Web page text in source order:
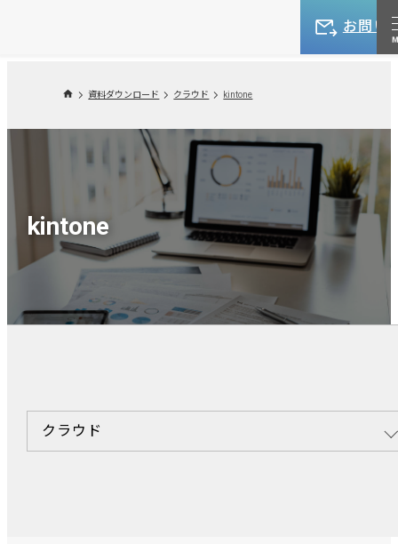
お問い
資料ダウンロード クラウド kintone
kintone
クラウド